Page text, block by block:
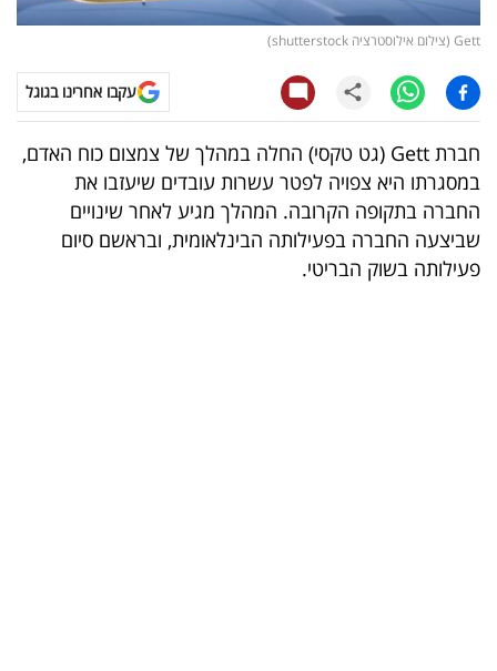
ויראלי
טלוויזיה
עסקי
ספורט
קריירה
ולימודים
Gett (צילום אילוסטרציה shutterstock)
עקבו אחרינו בגוגל
חברת Gett (גט טקסי) החלה במהלך של צמצום כוח האדם,
במסגרתו היא צפויה לפטר עשרות עובדים שיעזבו את
החברה בתקופה הקרובה. המהלך מגיע לאחר שינויים
שביצעה החברה בפעילותה הבינלאומית, ובראשם סיום
פעילותה בשוק הבריטי.